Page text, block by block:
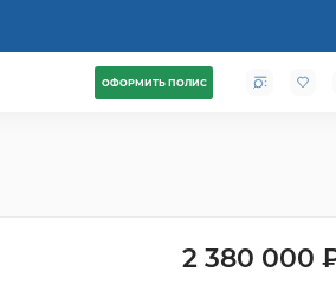
ОФОРМИТЬ ПОЛИС
2 380 000